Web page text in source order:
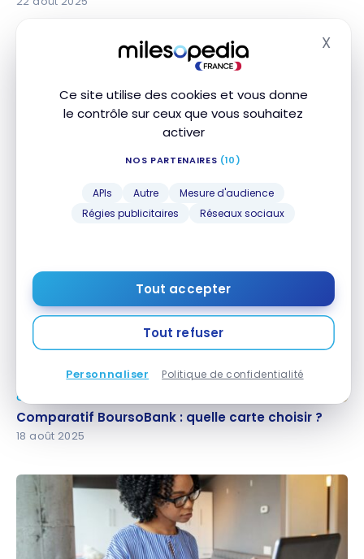
Ce site utilise des cookies et vous donne
le contrôle sur ceux que vous souhaitez
activer
NOS PARTENAIRES (10)
APIs Autre
Mesure d'audience
Régies publicitaires
Réseaux sociaux
Tout accepter
Tout refuser
Personnaliser Politique de confidentialité
X
Cashback Amex : comment régler ses achats avec
ses points ?
Cashback Amex : comment régler ses achats
avec ses points ?
Comparatif BoursoBank : quelle carte choisir ?
GUIDES
Comparatif BoursoBank : quelle carte choisir ?
18 août 2025